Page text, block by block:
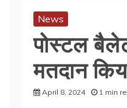
News
पोस्टल
मतदान
April 8, 2024 1 min